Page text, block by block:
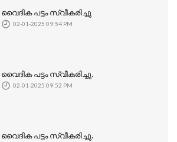
വൈദിക പട്ടം സ്വീകരിച്ചു
02-01-2025 09:54 PM
വൈദിക പട്ടം സ്വീകരിച്ചു.
02-01-2025 09:52 PM
വൈദിക പട്ടം സ്വീകരിച്ചു.